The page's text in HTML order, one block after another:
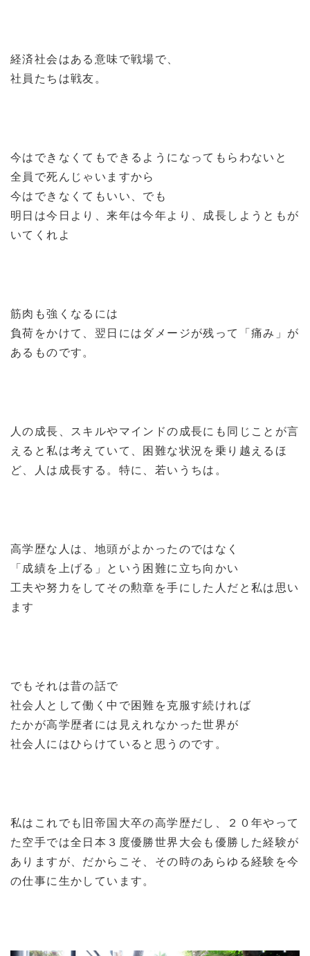
経済社会はある意味で戦場で、
社員たちは戦友。
今はできなくてもできるようになってもらわないと
全員で死んじゃいますから
今はできなくてもいい、でも
明日は今日より、来年は今年より、成長しようともが
いてくれよ
筋肉も強くなるには
負荷をかけて、翌日にはダメージが残って「痛み」が
あるものです。
人の成長、スキルやマインドの成長にも同じことが言
えると私は考えていて、困難な状況を乗り越えるほ
ど、人は成長する。特に、若いうちは。
高学歴な人は、地頭がよかったのではなく
「成績を上げる」という困難に立ち向かい
工夫や努力をしてその勲章を手にした人だと私は思い
ます
でもそれは昔の話で
社会人として働く中で困難を克服す続ければ
たかが高学歴者には見えれなかった世界が
社会人にはひらけていると思うのです。
私はこれでも旧帝国大卒の高学歴だし、２０年やって
た空手では全日本３度優勝世界大会も優勝した経験が
ありますが、だからこそ、その時のあらゆる経験を今
の仕事に生かしています。